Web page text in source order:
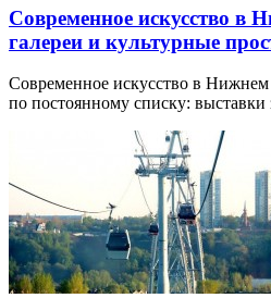
Современное искусство в
галереи и культурные
Современное искусство в Нижнем
по постоянному списку: